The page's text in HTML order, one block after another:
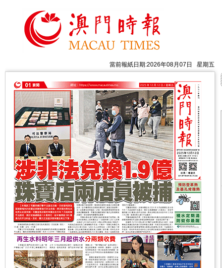
當前報紙日期:2026年08月07日 星期五